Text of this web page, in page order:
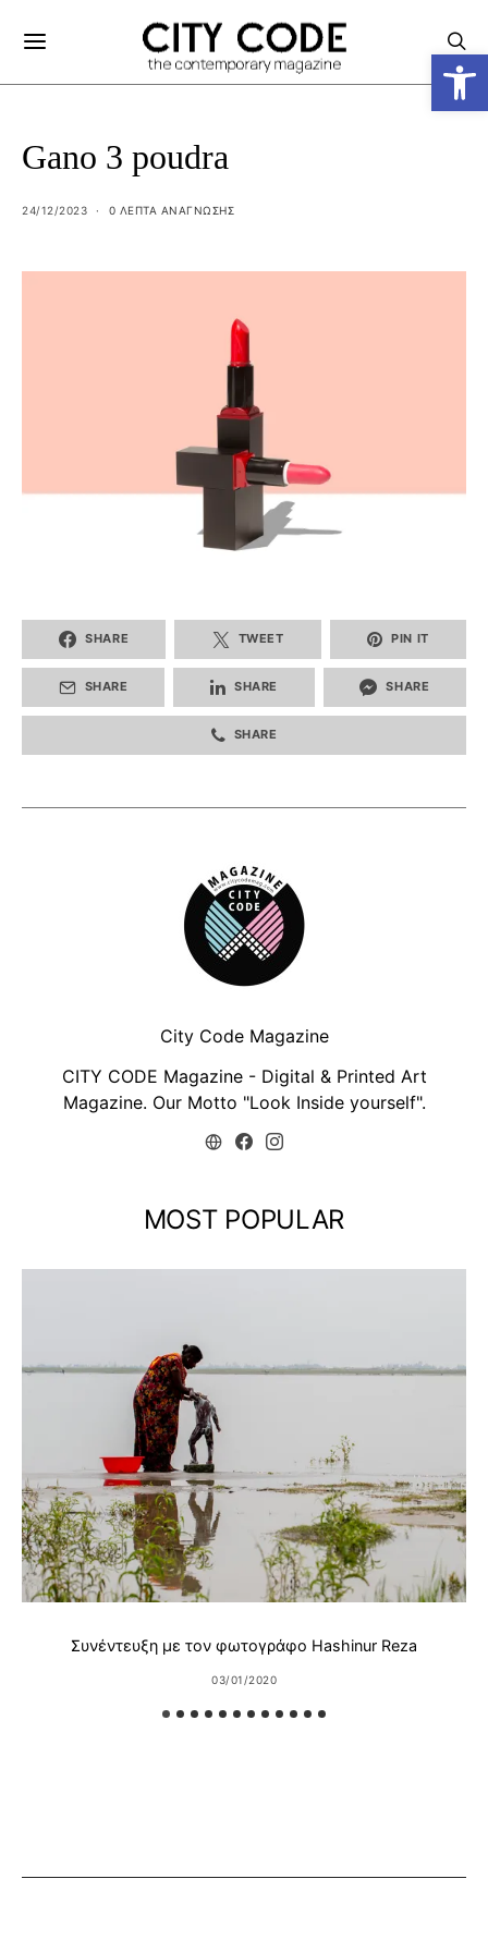
Gano 3 poudra
24/12/2023 0 ΛΕΠΤΑ ΑΝΆΓΝΩΣΗΣ
SHARE TWEET PIN IT
SHARE SHARE SHARE
SHARE
City Code Magazine
CITY CODE Magazine - Digital & Printed Art
Magazine. Our Motto "Look Inside yourself".
MOST POPULAR
Συνέντευξη με τον φωτογράφο Hashinur Reza
03/01/2020